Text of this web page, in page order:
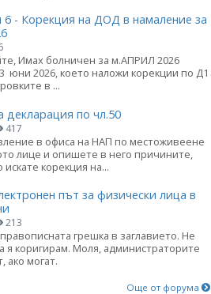
6 - Корекция на ДОД в намаление за
Имах болничен за м.АПРИЛ 2026
юни 2026, което наложи корекции по Д1
в ...
декларация по чл.50
417
в офиса на НАП по местоживеене
лице и опишете в него причините,
корекция на...
път за физически лица в
213
грешка в заглавието. Не
я коригирам. Моля, администраторите
ако могат.
Още от форума